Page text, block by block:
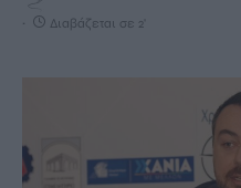
Διαβάζεται σε 2'